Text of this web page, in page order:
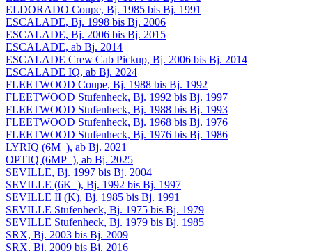
ELDORADO Coupe, Bj. 1985 bis Bj. 1991
ESCALADE, Bj. 1998 bis Bj. 2006
ESCALADE, Bj. 2006 bis Bj. 2015
ESCALADE, ab Bj. 2014
ESCALADE Crew Cab Pickup, Bj. 2006 bis Bj. 2014
ESCALADE IQ, ab Bj. 2024
FLEETWOOD Coupe, Bj. 1988 bis Bj. 1992
FLEETWOOD Stufenheck, Bj. 1992 bis Bj. 1997
FLEETWOOD Stufenheck, Bj. 1988 bis Bj. 1993
FLEETWOOD Stufenheck, Bj. 1968 bis Bj. 1976
FLEETWOOD Stufenheck, Bj. 1976 bis Bj. 1986
LYRIQ (6M_), ab Bj. 2021
OPTIQ (6MP_), ab Bj. 2025
SEVILLE, Bj. 1997 bis Bj. 2004
SEVILLE (6K_), Bj. 1992 bis Bj. 1997
SEVILLE II (K), Bj. 1985 bis Bj. 1991
SEVILLE Stufenheck, Bj. 1975 bis Bj. 1979
SEVILLE Stufenheck, Bj. 1979 bis Bj. 1985
SRX, Bj. 2003 bis Bj. 2009
SRX, Bj. 2009 bis Bj. 2016